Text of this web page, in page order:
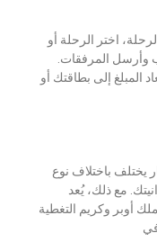
اختر الرحلة أو
وأرسل المرفقات.
يختلف باختلاف نوع
مع ذلك، يُعد
أوبر وكريم التغطية